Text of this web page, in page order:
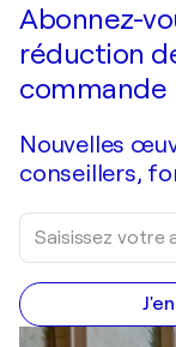
Abonnez-
réduction
commande
Nouvelles
conseillers,